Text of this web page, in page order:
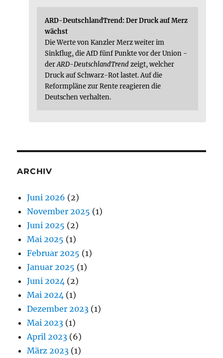
ARD-DeutschlandTrend: Der Druck auf Merz
wächst
Die Werte von Kanzler Merz weiter im
Sinkflug, die AfD fünf Punkte vor der Union -
derARD-DeutschlandTrendzeigt, welcher
Druck auf Schwarz-Rot lastet. Auf die
Reformpläne zur Rente reagieren die
Deutschen verhalten.
ARCHIV
Juni 2026 (2)
November 2025 (1)
Juni 2025 (2)
Mai 2025 (1)
Februar 2025 (1)
Januar 2025 (1)
Juni 2024 (2)
Mai 2024 (1)
Dezember 2023 (1)
Mai 2023 (1)
April 2023 (6)
März 2023 (1)